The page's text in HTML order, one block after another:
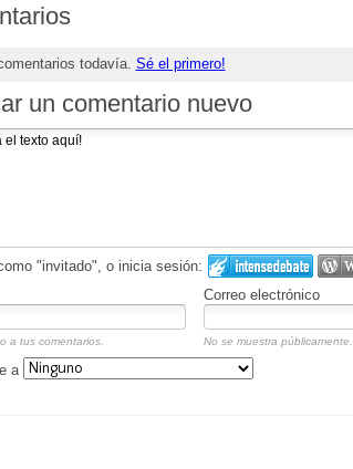
todavía. Sé el primero!
un comentario nuevo
"invitado", o inicia sesión:
Correo electrónico
a tus comentarios. No se muestra públicamente.
a